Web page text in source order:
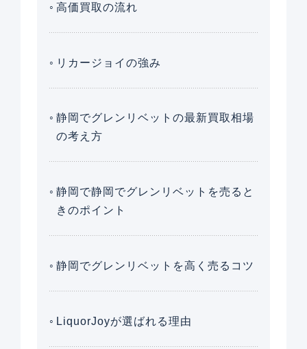
高価買取の流れ
リカージョイの強み
静岡でグレンリベットの最新買取相場
の考え方
静岡で静岡でグレンリベットを売ると
きのポイント
静岡でグレンリベットを高く売るコツ
LiquorJoyが選ばれる理由